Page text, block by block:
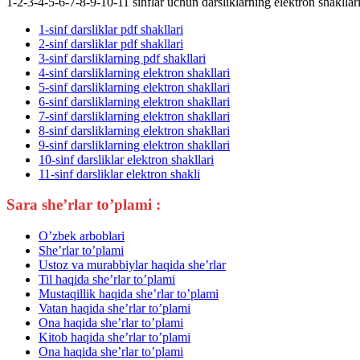
1-sinf darsliklar pdf shakllari
2-sinf darsliklar pdf shakllari
3-sinf darsliklarning pdf shakllari
4-sinf darsliklarning elektron shakllari
5-sinf darsliklarning elektron shakllari
6-sinf darsliklarning elektron shakllari
7-sinf darsliklarning elektron shakllari
8-sinf darsliklarning elektron shakllari
9-sinf darsliklarning elektron shakllari
10-sinf darsliklar elektron shakllari
11-sinf darsliklar elektron shakli
Sara she’rlar to’plami :
O’zbek arboblari
She’rlar to’plami
Ustoz va murabbiylar haqida she’rlar
Til haqida she’rlar to’plami
Mustaqillik haqida she’rlar to’plami
Vatan haqida she’rlar to’plami
Ona haqida she’rlar to’plami
Kitob haqida she’rlar to’plami
Ona haqida she’rlar to’plami